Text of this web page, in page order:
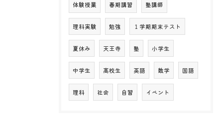
体験授業 春期講習 塾講師
理科実験 勉強 １学期期末テスト
夏休み 天王寺 塾 小学生
中学生 高校生 英語 数学 国語
理科 社会 自習 イベント